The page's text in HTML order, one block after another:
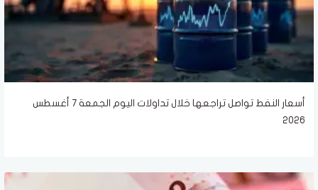
أسعار النفط تواصل تراجعها خلال تداولات اليوم الجمعة 7 أغسطس
2026